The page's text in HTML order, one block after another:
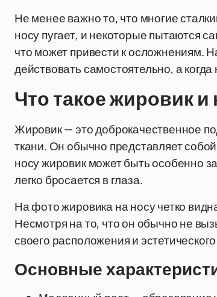
Не менее важно то, что многие
носу пугает, и некоторые пытаются
что может привести к осложнениям.
действовать самостоятельно, а
Что такое жировик и
Жировик — это доброкачественное
ткани. Он обычно представляет
носу жировик может быть особенно
легко бросается в глаза.
На фото жировика на носу четко
Несмотря на то, что он обычно не
своего расположения и
Основные